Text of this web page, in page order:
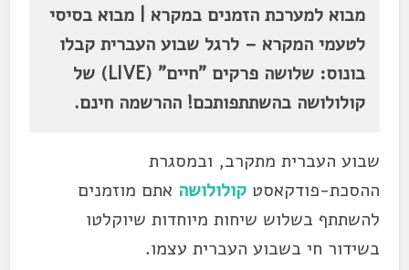
מבוא למערכת הזמנים במקרא | מבוא בסיסי
לטעמי המקרא – לרגל שבוע העברית קבלו
בונוס: שלושה פרקים "חיים" (LIVE) של
קולולושה בהשתתפותכם! ההרשמה חינם.
שבוע העברית מתקרב, ובמסגרת
ההסכת-פודקאסטקולולושה אתם מוזמנים
להשתתף בשלוש שיחות מיוחדות שיוקלטו
בשידור חי בשבוע העברית עצמו.